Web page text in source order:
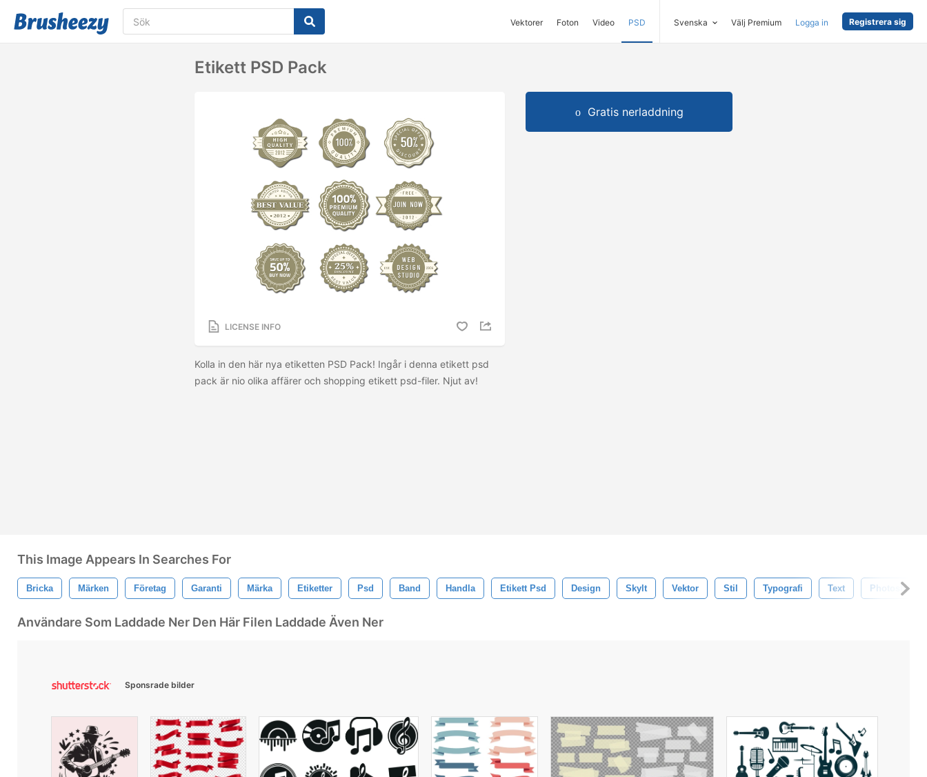
Vektorer Foton Video PSD Svenska Välj Premium Logga in Registrera sig
Etikett PSD Pack
LICENSE INFO
Kolla in den här nya etiketten PSD Pack! Ingår i denna etikett psd
pack är nio olika affärer och shopping etikett psd-filer. Njut av!
Gratis nerladdning
This Image Appears In Searches For
Bricka Märken Företag Garanti Märka Etiketter Psd Band Handla Etikett Psd Design Skylt Vektor Stil Typografi Text Photoshop
Användare Som Laddade Ner Den Här Filen Laddade Även Ner
Sponsrade bilder